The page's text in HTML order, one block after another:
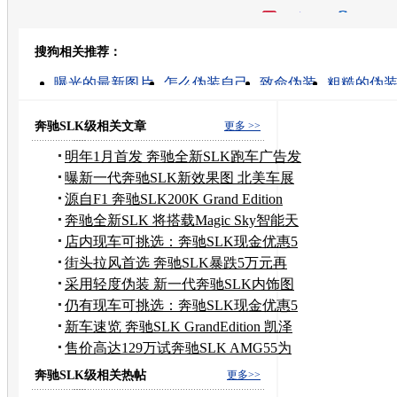
转发至：
搜狗相关推荐：
曝光的最新图片 怎么伪装自己 致命伪装
粗糙的伪装
伪装者第一季
怎样伪装ip
更多 >>
奔驰SLK级相关文章
明年1月首发 奔驰全新SLK跑车广告发
布
曝新一代奔驰SLK新效果图 北美车展
发布
源自F1 奔驰SLK200K Grand Edition
奔驰全新SLK 将搭载Magic Sky智能天
窗
店内现车可挑选：奔驰SLK现金优惠5
万元
街头拉风首选 奔驰SLK暴跌5万元再
+礼包
采用轻度伪装 新一代奔驰SLK内饰图
曝光
仍有现车可挑选：奔驰SLK现金优惠5
万元
新车速览 奔驰SLK GrandEdition 凯泽
西
售价高达129万试奔驰SLK AMG55为
玩而生
更多>>
奔驰SLK级相关热帖